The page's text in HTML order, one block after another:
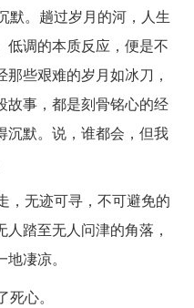
默。趟过岁月的河，人生
低调的本质反应，便是不
些艰难的岁月如冰刀，
故事，都是刻骨铭心的经
沉默。说，谁都会，但我
，无迹可寻，不可避免的
踏至无人问津的角落，
凄凉。
心。